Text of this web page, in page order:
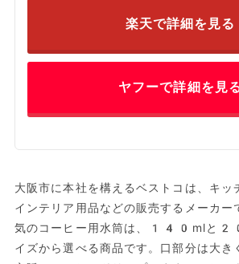
楽天で詳細を見る
ヤフーで詳細を見
大阪市に本社を構えるベストコは、キッ
インテリア用品などの販売するメーカー
気のコーヒー用水筒は、140mlと
イズから選べる商品です。口部分は大き